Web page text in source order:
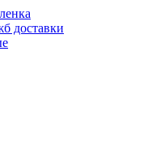
доставки